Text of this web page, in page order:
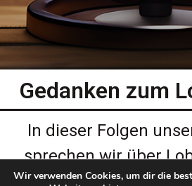
Gedanken zum
In dieser Folgen
sprechen wir über
Privatpersonen und
Wir verwenden Cookies, um dir die